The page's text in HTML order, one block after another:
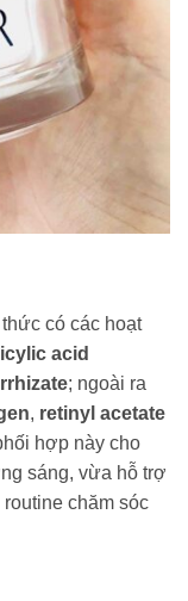
có các hoạt
acid
; ngoài ra
, retinyl acetate
hợp này cho
sáng, vừa hỗ trợ
chăm sóc